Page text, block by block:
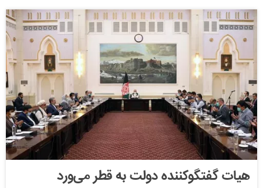
هیات گفتگوکننده دولت به قطر می‌ورد